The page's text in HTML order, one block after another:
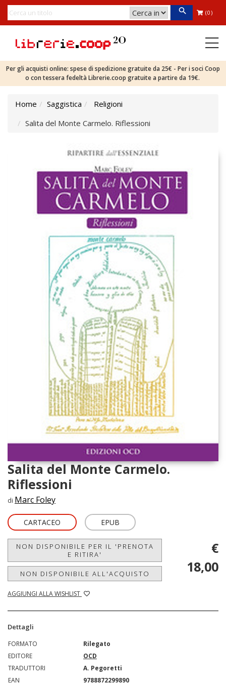
(0)
Per gli acquisti online: spese di spedizione gratuite da 25€ - Per i soci Coop
o con tessera fedeltà Librerie.coop gratuite a partire da 19€.
Home Saggistica
Religioni
Salita del Monte Carmelo. Riflessioni
Salita del Monte Carmelo.
Riflessioni
di Marc Foley
CARTACEO EPUB
NON DISPONIBILE PER IL 'PRENOTA
E RITIRA'
NON DISPONIBILE ALL'ACQUISTO
AGGIUNGI ALLA WISHLIST
€
18,00
Dettagli
FORMATO
Rilegato
EDITORE
OCD
TRADUTTORI
A. Pegoretti
EAN
9788872299890